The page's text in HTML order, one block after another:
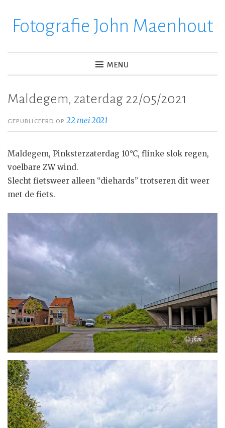
verderFotografie John Maenhout
MENU
Maldegem, zaterdag 22/05/2021
GEPUBLICEERD OP22 mei 2021
Maldegem, Pinksterzaterdag 10°C, flinke slok regen,
voelbare ZW wind.
Slecht fietsweer alleen “diehards” trotseren dit weer
met de fiets.